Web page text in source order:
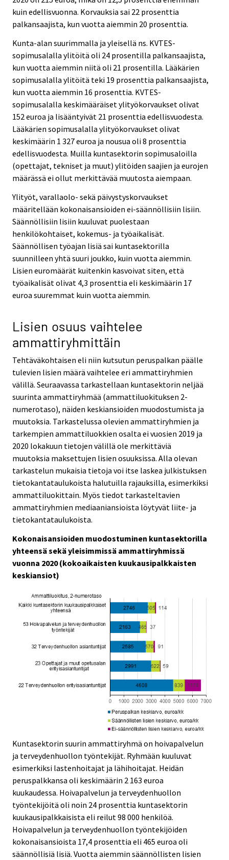
kuin edellisvuonna. Korvauksia sai 22 prosenttia
palkansaajista, kun vuotta aiemmin 20 prosenttia.
Kunta-alan suurimmalla ja yleisellä ns. KVTES-
sopimusalalla ylitöitä oli 24 prosentilla palkansaajista,
kun vuotta aiemmin niitä oli 21 prosentilla. Lääkärien
sopimusalalla ylitöitä teki 19 prosenttia palkansaajista,
kun vuotta aiemmin 16 prosenttia. KVTES-
sopimusalalla keskimääräiset ylityökorvaukset olivat
152 euroa ja lisääntyivät 21 prosenttia edellisvuodesta.
Lääkärien sopimusalalla ylityökorvaukset olivat
keskimäärin 1 327 euroa ja nousua oli 8 prosenttia
edellisvuodesta. Muilla kuntasektorin sopimusaloilla
(opettajat, tekniset ja muut) ylitöiden saajien ja eurojen
määrässä ei ollut merkittävää muutosta aiempaan.
Ylityöt, varallaolo- sekä päivystyskorvaukset
määritellään kokonaisansioiden ei-säännöllisiin lisiin.
Säännöllisiin lisiin kuuluvat puolestaan
henkilökohtaiset, kokemus- ja työaikalisät.
Säännöllisen työajan lisiä sai kuntasektorilla
suunnilleen yhtä suuri joukko, kuin vuotta aiemmin.
Lisien euromäärät kuitenkin kasvoivat siten, että
työaikalisät olivat 4,3 prosenttia eli keskimäärin 17
euroa suuremmat kuin vuotta aiemmin.
Lisien osuus vaihtelee
ammattiryhmittäin
Tehtäväkohtaisen eli niin kutsutun peruspalkan päälle
tulevien lisien määrä vaihtelee eri ammattiryhmien
välillä. Seuraavassa tarkastellaan kuntasektorin neljää
suurinta ammattiryhmää (ammattiluokituksen 2-
numerotaso), näiden keskiansioiden muodostumista ja
muutoksia. Tarkastelussa olevien ammattiryhmien ja
tarkempien ammattiluokkien osalta ei vuosien 2019 ja
2020 lokakuun tietojen välillä ole merkittäviä
muutoksia maksettujen lisien osuuksissa. Alla olevan
tarkastelun mukaisia tietoja voi itse laskea julkistuksen
tietokantataulukoista halutuilla rajauksilla, esimerkiksi
ammattiluokittain. Myös tiedot tarkasteltavien
ammattiryhmien mediaaniansioista löytyvät liite- ja
tietokantataulukoista.
Kokonaisansioiden muodostuminen kuntasektorilla
yhteensä sekä yleisimmissä ammattiryhmissä
vuonna 2020 (kokoaikaisten kuukausipalkkaisten
keskiansiot)
Kuntasektorin suurin ammattiryhmä on hoivapalvelun
ja terveydenhuollon työntekijät. Ryhmään kuuluvat
esimerkiksi lastenhoitajat ja lähihoitajat. Heidän
peruspalkkansa oli keskimäärin 2 163 euroa
kuukaudessa. Hoivapalvelun ja terveydenhuollon
työntekijöitä oli noin 24 prosenttia kuntasektorin
kuukausipalkkaisista eli reilut 98 000 henkilöä.
Hoivapalvelun ja terveydenhuollon työntekijöiden
kokonaisansioista 17,4 prosenttia eli 465 euroa oli
säännöllisiä lisiä. Vuotta aiemmin säännöllisten lisien